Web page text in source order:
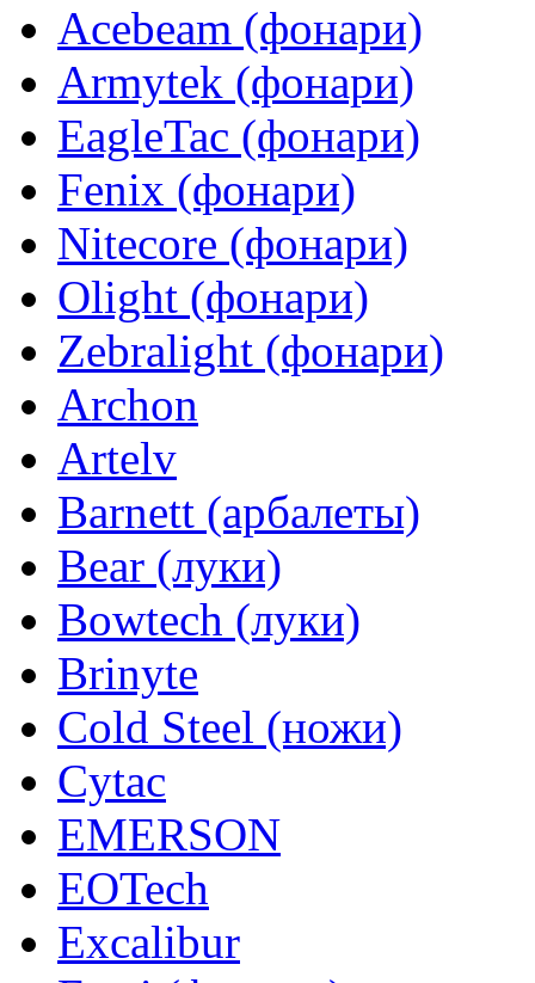
Acebeam (фонари)
Armytek (фонари)
EagleTac (фонари)
Fenix (фонари)
Nitecore (фонари)
Olight (фонари)
Zebralight (фонари)
Archon
Artelv
Barnett (арбалеты)
Bear (луки)
Bowtech (луки)
Brinyte
Cold Steel (ножи)
Cytac
EMERSON
EOTech
Excalibur